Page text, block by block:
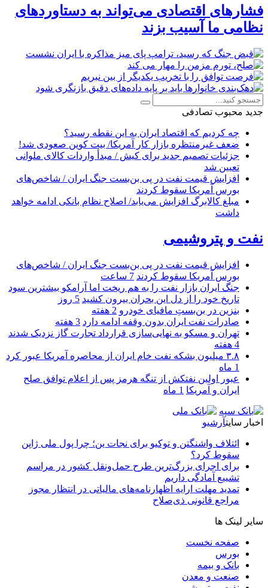
فشارهای اقتصادی می‌تواند به دستاوردهای
نظامی ما آسیب بزند
جدید محبوب تصادفی
چه کردیم که اقتصاد ایران به این نقطه رسید؟
ضعف غیرمنتظره بازار کار آمریکا/ بیت کوین صعودی شد!
جزئیات تصمیم جدید برای کیش / مبدأ واردات کالای ملوانی
تعیین شد
افزایش قیمت نفت در پی بن‌بست جنگ ایران / شاخص‌های
بورس آمریکا سقوط کردند
مبلغ کالابرگ افزایش می‌یابد/ اصلاح نظام بانکی ادامه خواهد
داشت
نفت و پتروشیمی
افزایش قیمت نفت در پی بن‌بست جنگ ایران / شاخص‌های
بورس آمریکا سقوط کردند 7 ساعت
جنگ ایران بازار نفت را به هم ریخت اما آرامکو بیشترین سود
تاریخ خود را از دل این بحران بیرون کشید 5 روز
بنزین در بن‌بستِ مافیای خودرو 2 هفته
صادرات نفت ایران بدون وقفه ادامه دارد 3 هفته
تهران و مسکو به نهایی‌سازی قرارداد تجارت گاز نزدیک شدند
4 هفته
۳.۸ میلیون بشکه نفت خام ایران از محاصره آمریکا عبور کرد
1 ماه
عبور اولین نفتکش از تنگه هرمز پس از اعلام توافق صلح
ایران و آمریکا 1 ماه
اخبار سایتآرشیو
ائتلاف واشنگتن و توکیو برای نجات ین؛ چرا پول ملی ژاپن
سقوط کرد؟
برای اجرای بزرگ‌ترین طرح حمل‌ونقل کشور در مراسم
تشییع آمادگی داریم
تمدید مهلت ارایه اظهارنامه‌های مالیاتی در انتظار مجوز
مراجع قانونی ذی‌‏صلاح
سایر لینک ها
صفحه نخست
بورس
بانک و بیمه
صنعت و معدن